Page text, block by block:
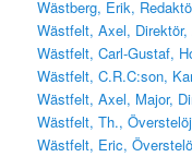
Wästberg, Erik,
Wästfelt, Axel, Direktör,
Wästfelt, Carl-Gustaf,
Wästfelt, C.R.C:son,
Wästfelt, Axel, Major,
Wästfelt, Th.,
Wästfelt, Eric,